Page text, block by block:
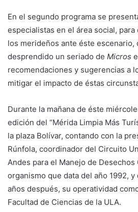
En el segundo programa se
especialistas en el área social,
los merideños ante éste escenario,
desprendido un seriado de Micros
recomendaciones y sugerencias a
mitigar el impacto de éstas
Durante la mañana de éste
edición del “Mérida Limpia Más
la plaza Bolívar, contando con la
Rúnfola, coordinador del Circuito
Andes para el Manejo de Desechos
organismo que data del año 1992,
años después, su operatividad
Facultad de Ciencias de la ULA.